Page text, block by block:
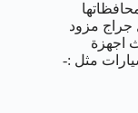
جراج مزود
اجهزة
مثل :-